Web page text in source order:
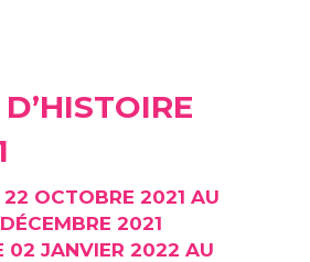
OCTOBRE 2021 AU
2021
02 JANVIER 2022 AU